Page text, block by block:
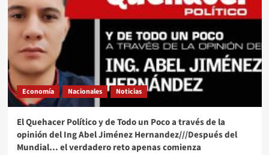
Economía Nacionales Noticias
El Quehacer Político y de Todo un Poco a través de la
opinión del Ing Abel Jiménez Hernandez///Después del
Mundial… el verdadero reto apenas comienza